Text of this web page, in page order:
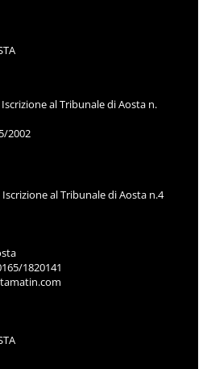
al Tribunale di Aosta n.
2002
al Tribunale di Aosta n.4
1820141